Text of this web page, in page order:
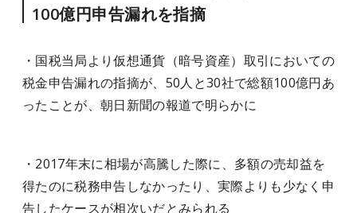
100億円申告漏れを指摘
・国税当局より仮想通貨（暗号資産）取引においての
税金申告漏れの指摘が、50人と30社で総額100億円あ
ったことが、朝日新聞の報道で明らかに
・2017年末に相場が高騰した際に、多額の売却益を
得たのに税務申告しなかったり、実際よりも少なく申
告したケースが相次いだとみられる